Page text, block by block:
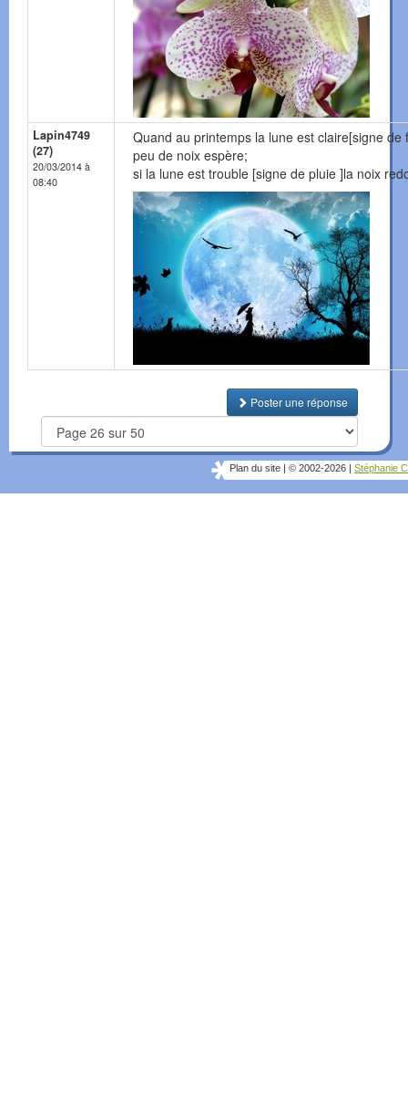
Lapin4749
(27)
20/03/2014 à
08:40
Quand au printemps la lune est claire[signe de
peu de noix espère;
si la lune est trouble [signe de pluie ]la noix
Poster une réponse
Plan du site © 2002-2026 Stéphanie C